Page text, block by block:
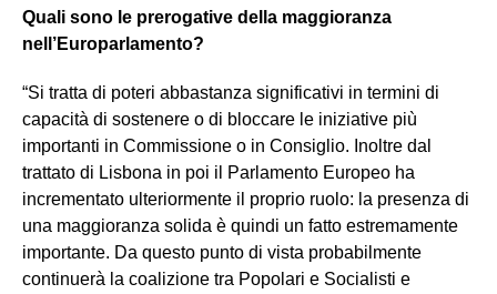
Quali sono le prerogative della maggioranza
nell’Europarlamento?
“Si tratta di poteri abbastanza significativi in termini di
capacità di sostenere o di bloccare le iniziative più
importanti in Commissione o in Consiglio. Inoltre dal
trattato di Lisbona in poi il Parlamento Europeo ha
incrementato ulteriormente il proprio ruolo: la presenza di
una maggioranza solida è quindi un fatto estremamente
importante. Da questo punto di vista probabilmente
continuerà la coalizione tra Popolari e Socialisti e